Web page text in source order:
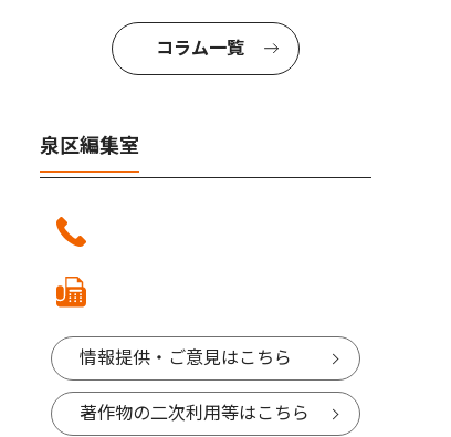
コラム一覧
泉区編集室
情報提供・ご意見はこちら
著作物の二次利用等はこちら